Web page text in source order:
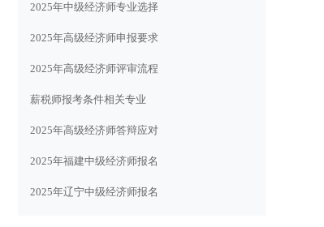
2025年中级经济师专业选择
2025年高级经济师申报要求
2025年高级经济师评审流程
薪税师报考条件相关专业
2025年高级经济师答辩应对
2025年福建中级经济师报名
2025年辽宁中级经济师报名